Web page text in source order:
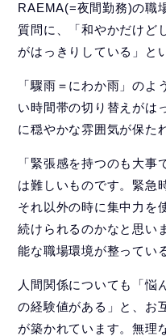
RAEMA(=夜間勤務)の職
質問に、「和やかだけど
がはっきりしている」と
「驟雨＝にわか雨」の
い時間帯の切り替えがは
に穏やかな雰囲気が保た
「緊張感を持つのも大事
は難しいものです。緊急
それ以外の時に集中力を
続けられるのかなと思い
能な職場環境が整ってい
人間関係についても「悩
の経験値がある」と、お
が築かれています。無理